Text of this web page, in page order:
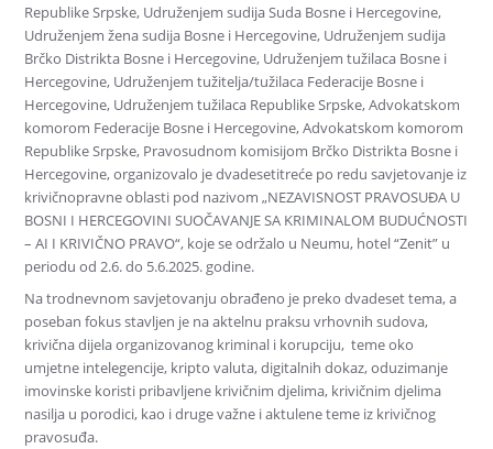
Republike Srpske, Udruženjem sudija Suda Bosne i Hercegovine,
Udruženjem žena sudija Bosne i Hercegovine, Udruženjem sudija
Brčko Distrikta Bosne i Hercegovine, Udruženjem tužilaca Bosne i
Hercegovine, Udruženjem tužitelja/tužilaca Federacije Bosne i
Hercegovine, Udruženjem tužilaca Republike Srpske, Advokatskom
komorom Federacije Bosne i Hercegovine, Advokatskom komorom
Republike Srpske, Pravosudnom komisijom Brčko Distrikta Bosne i
Hercegovine, organizovalo je dvadesetitreće po redu savjetovanje iz
krivičnopravne oblasti pod nazivom „NEZAVISNOST PRAVOSUĐA U
BOSNI I HERCEGOVINI SUOČAVANJE SA KRIMINALOM BUDUĆNOSTI
– AI I KRIVIČNO PRAVO“, koje se održalo u Neumu, hotel “Zenit” u
periodu od 2.6. do 5.6.2025. godine.
Na trodnevnom savjetovanju obrađeno je preko dvadeset tema, a
poseban fokus stavljen je na aktelnu praksu vrhovnih sudova,
krivična dijela organizovanog kriminal i korupciju, teme oko
umjetne intelegencije, kripto valuta, digitalnih dokaz, oduzimanje
imovinske koristi pribavljene krivičnim djelima, krivičnim djelima
nasilja u porodici, kao i druge važne i aktulene teme iz krivičnog
pravosuđa.